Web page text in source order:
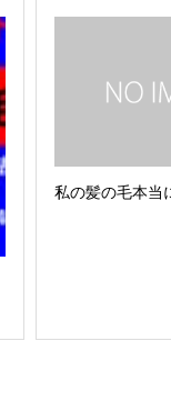
私の髪の毛本当